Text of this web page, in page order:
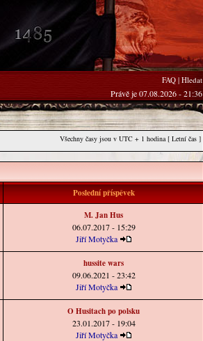
FAQ | Hledat
Právě je 07.08.2026 - 21:36
Všechny časy jsou v UTC + 1 hodina [ Letní čas ]
Poslední příspěvek
M. Jan Hus
06.07.2017 - 15:29
Jiří Motyčka
hussite wars
09.06.2021 - 23:42
Jiří Motyčka
O Husitach po polsku
23.01.2017 - 19:04
Jiří Motyčka